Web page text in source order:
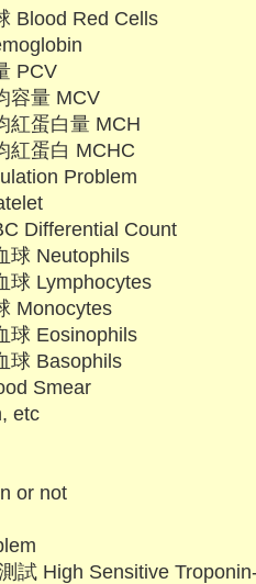
Blood Red Cells
PCV
容量 MCV
紅蛋白量 MCH
紅蛋白 MCHC
Problem
Differential Count
球 Neutophils
球 Lymphocytes
Monocytes
球 Eosinophils
球 Basophils
Smear
etc
or not
試 High Sensitive